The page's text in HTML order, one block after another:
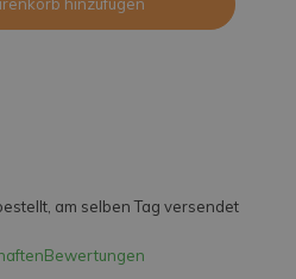
am selben Tag versendet
Bewertungen